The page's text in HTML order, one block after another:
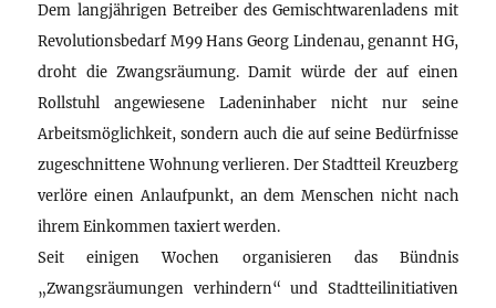
Dem langjährigen Betreiber des Gemischtwarenladens mit
Revolutionsbedarf M99 Hans Georg Lindenau, genannt HG,
droht die Zwangsräumung. Damit würde der auf einen
Rollstuhl angewiesene Ladeninhaber nicht nur seine
Arbeitsmöglichkeit, sondern auch die auf seine Bedürfnisse
zugeschnittene Wohnung verlieren. Der Stadtteil Kreuzberg
verlöre einen Anlaufpunkt, an dem Menschen nicht nach
ihrem Einkommen taxiert werden.
Seit einigen Wochen organisieren das Bündnis
„Zwangsräumungen verhindern“ und Stadtteilinitiativen